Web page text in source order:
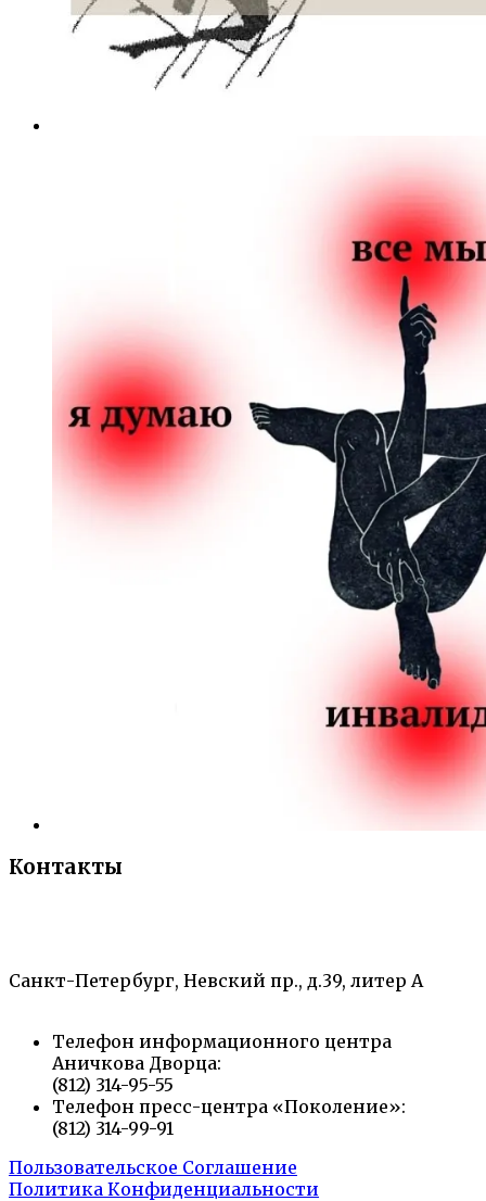
Контакты
Санкт-Петербург, Невский пр., д.39, литер А
Телефон информационного центра
Аничкова Дворца:
(812) 314-95-55
Телефон пресс-центра «Поколение»:
(812) 314-99-91
Пользовательское Соглашение
Политика Конфиденциальности